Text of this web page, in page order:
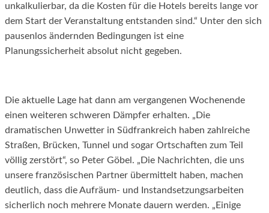
unkalkulierbar, da die Kosten für die Hotels bereits lange vor
dem Start der Veranstaltung entstanden sind.“ Unter den sich
pausenlos ändernden Bedingungen ist eine
Planungssicherheit absolut nicht gegeben.
Die aktuelle Lage hat dann am vergangenen Wochenende
einen weiteren schweren Dämpfer erhalten. „Die
dramatischen Unwetter in Südfrankreich haben zahlreiche
Straßen, Brücken, Tunnel und sogar Ortschaften zum Teil
völlig zerstört“, so Peter Göbel. „Die Nachrichten, die uns
unsere französischen Partner übermittelt haben, machen
deutlich, dass die Aufräum- und Instandsetzungsarbeiten
sicherlich noch mehrere Monate dauern werden. „Einige